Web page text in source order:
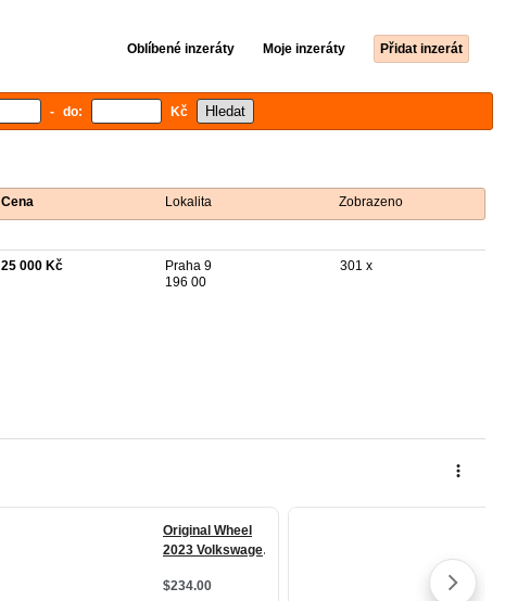
Oblíbené inzeráty Moje inzeráty Přidat inzerát
- do: Kč
Cena Lokalita Zobrazeno
25 000 Kč
Praha 9
196 00
301 x